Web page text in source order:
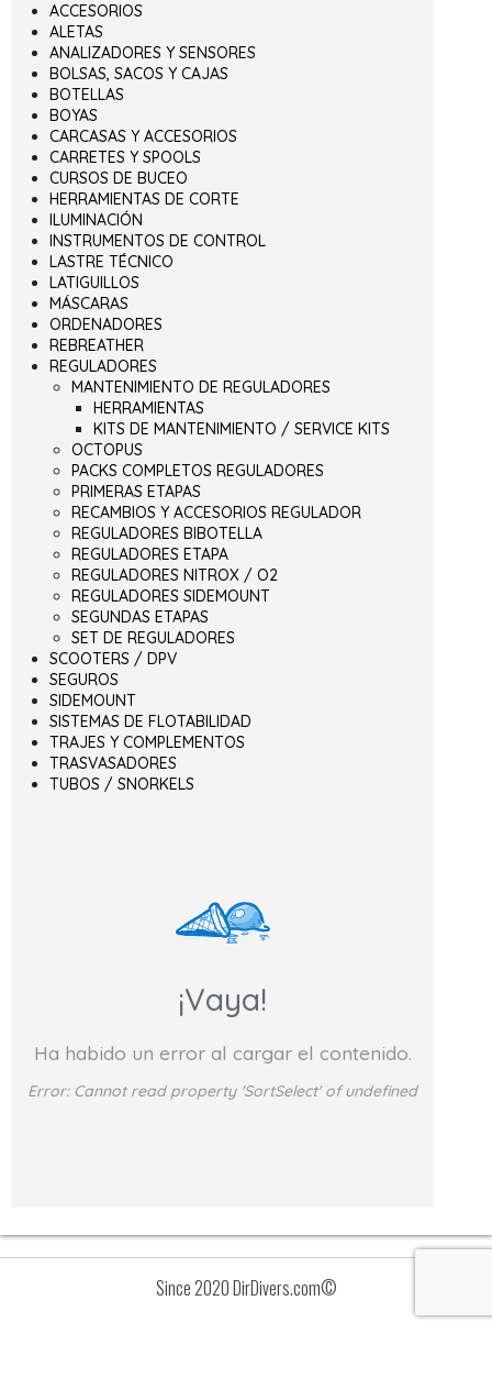
ACCESORIOS
ALETAS
ANALIZADORES Y SENSORES
BOLSAS, SACOS Y CAJAS
BOTELLAS
BOYAS
CARCASAS Y ACCESORIOS
CARRETES Y SPOOLS
CURSOS DE BUCEO
HERRAMIENTAS DE CORTE
ILUMINACIÓN
INSTRUMENTOS DE CONTROL
LASTRE TÉCNICO
LATIGUILLOS
MÁSCARAS
ORDENADORES
REBREATHER
REGULADORES
MANTENIMIENTO DE REGULADORES
HERRAMIENTAS
KITS DE MANTENIMIENTO / SERVICE KITS
OCTOPUS
PACKS COMPLETOS REGULADORES
PRIMERAS ETAPAS
RECAMBIOS Y ACCESORIOS REGULADOR
REGULADORES BIBOTELLA
REGULADORES ETAPA
REGULADORES NITROX / O2
REGULADORES SIDEMOUNT
SEGUNDAS ETAPAS
SET DE REGULADORES
SCOOTERS / DPV
SEGUROS
SIDEMOUNT
SISTEMAS DE FLOTABILIDAD
TRAJES Y COMPLEMENTOS
TRASVASADORES
TUBOS / SNORKELS
¡Vaya!
Ha habido un error al cargar el contenido.
Error: Cannot read property 'SortSelect' of undefined
Since 2020 DirDivers.com©